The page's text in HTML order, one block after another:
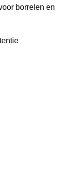
borrelen en